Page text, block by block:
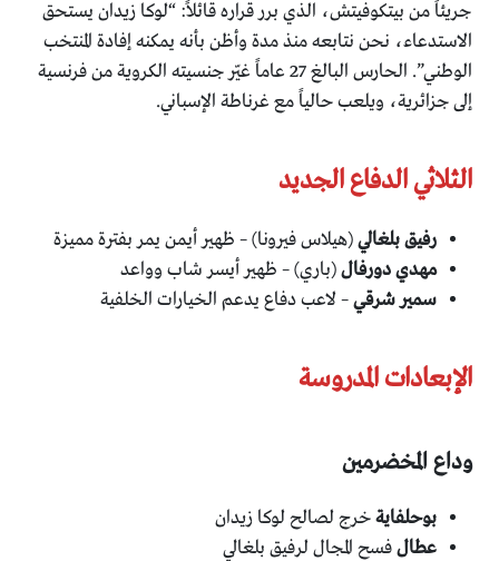
جريئاً من بيتكوفيتش، الذي برر قراره قائلاً: “لوكا زيدان يستحق
الاستدعاء، نحن نتابعه منذ مدة وأظن بأنه يمكنه إفادة المنتخب
الوطني”. الحارس البالغ 27 عاماً غيّر جنسيته الكروية من فرنسية
إلى جزائرية، ويلعب حالياً مع غرناطة الإسباني.
الثلاثي الدفاع الجديد
رفيق بلغالي(هيلاس فيرونا) – ظهير أيمن يمر بفترة مميزة
مهدي دورفال(باري) – ظهير أيسر شاب وواعد
سمير شرقي– لاعب دفاع يدعم الخيارات الخلفية
الإبعادات المدروسة
وداع المخضرمين
بوحلفايةخرج لصالح لوكا زيدان
عطالفسح المجال لرفيق بلغالي